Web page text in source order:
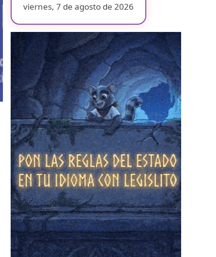
viernes, 7 de agosto de 2026
❄
❄
❄
❄
❄
❄
❄
❄